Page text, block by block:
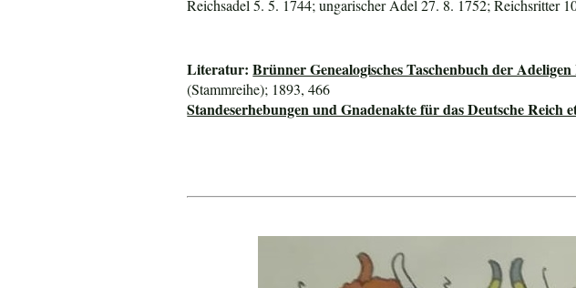
Reichsadel 5. 5. 1744; ungarischer Adel 27. 8. 1752; Reichsritter
Literatur:Brünner Genealogisches Taschenbuch der
(Stammreihe); 1893, 466
Standeserhebungen und Gnadenakte für das Deutsche Reich